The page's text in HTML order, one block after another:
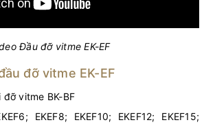
Đầu đỡ vitme EK-EF
đỡ vitme EK-EF
đỡ vitme BK-BF
EKEF8; EKEF10; EKEF12; EKEF15;